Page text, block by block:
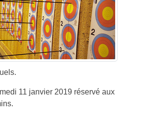
11 janvier 2019 réservé aux